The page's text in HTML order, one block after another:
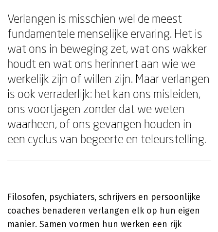
Verlangen is misschien wel de meest
fundamentele menselijke ervaring. Het is
wat ons in beweging zet, wat ons wakker
houdt en wat ons herinnert aan wie we
werkelijk zijn of willen zijn. Maar verlangen
is ook verraderlijk: het kan ons misleiden,
ons voortjagen zonder dat we weten
waarheen, of ons gevangen houden in
een cyclus van begeerte en teleurstelling.
Filosofen, psychiaters, schrijvers en persoonlijke
coaches benaderen verlangen elk op hun eigen
manier. Samen vormen hun werken een rijk